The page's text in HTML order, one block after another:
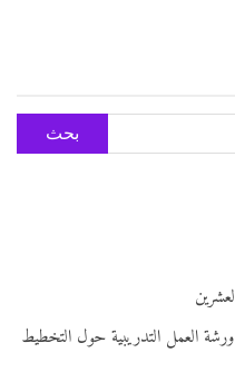
ورشة العمل التدريبية حول التخطيط